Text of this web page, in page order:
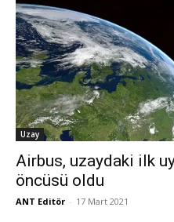
Uzay
Airbus, uzaydaki ilk
öncüsü oldu
ANT Editör - 17 Mart 2021